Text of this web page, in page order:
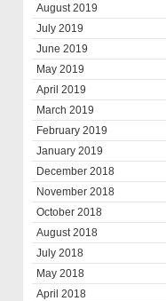
August 2019
July 2019
June 2019
May 2019
April 2019
March 2019
February 2019
January 2019
December 2018
November 2018
October 2018
August 2018
July 2018
May 2018
April 2018